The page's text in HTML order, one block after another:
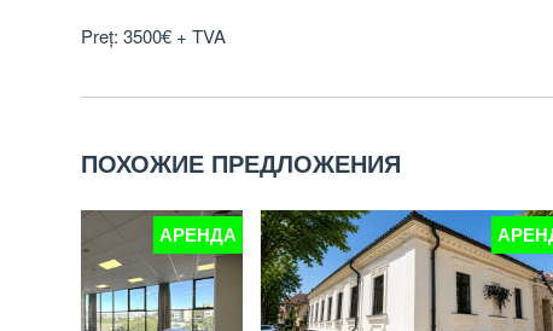
Preț: 3500€ + TVA
ПОХОЖИЕ ПРЕДЛОЖЕНИЯ
АРЕНДА